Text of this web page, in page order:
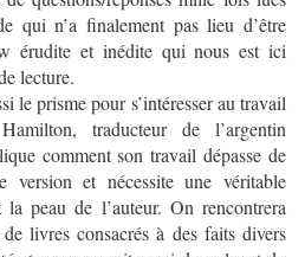
qui n’a finalement pas lieu d’être
érudite et inédite qui nous est ici
lecture.
pour s’intéresser au travail
traducteur de l’argentin
comment son travail dépasse de
et nécessite une véritable
peau de l’auteur. On rencontrera
livres consacrés à des faits divers